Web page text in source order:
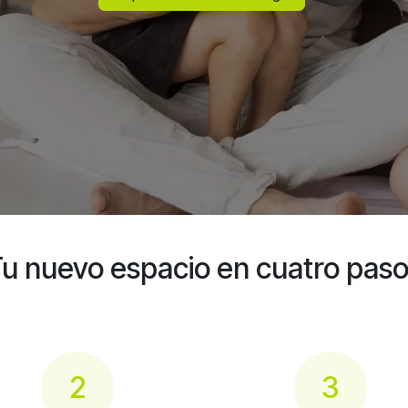
nuevo espacio en cuatro
2 3